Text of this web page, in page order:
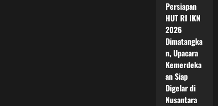
Persiapan
HUT RI IKN
2026
Dimatangka
n, Upacara
Kemerdeka
an Siap
Digelar di
Nusantara